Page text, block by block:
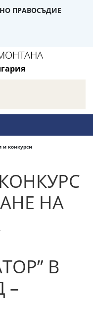
ПРАВОСЪДИЕ
и конкурси
НА
В
–